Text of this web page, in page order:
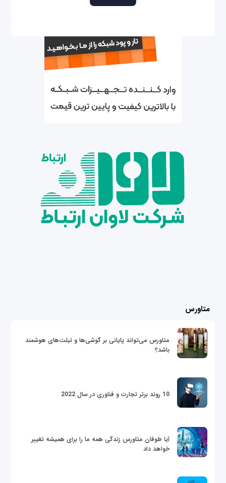
متاورس
متاورس می‌تواند پایانی بر گوشی‌ها و تبلت‌های هوشمند
باشد؟
10 روند برتر تجارت و فناوری در سال 2022
آیا طوفان متاورس زندگی همه ما را برای همیشه تغییر
خواهد داد